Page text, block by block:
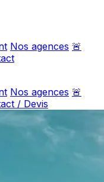
Nos agences 🚨
Nos agences 🚨
/ Devis